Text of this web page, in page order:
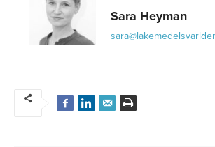
Sara Heyman